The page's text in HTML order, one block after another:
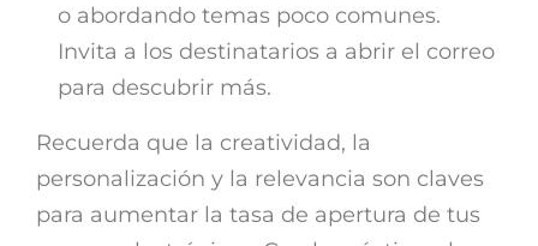
o abordando temas poco comunes.
Invita a los destinatarios a abrir el correo
para descubrir más.
Recuerda que la creatividad, la
personalización y la relevancia son claves
para aumentar la tasa de apertura de tus